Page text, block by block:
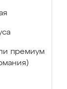
премиум